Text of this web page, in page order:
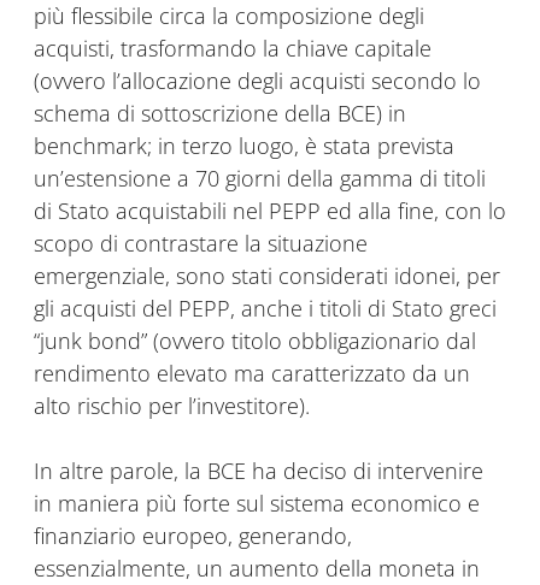
più flessibile circa la composizione degli
acquisti, trasformando la chiave capitale
(ovvero l’allocazione degli acquisti secondo lo
schema di sottoscrizione della BCE) in
benchmark; in terzo luogo, è stata prevista
un’estensione a 70 giorni della gamma di titoli
di Stato acquistabili nel PEPP ed alla fine, con lo
scopo di contrastare la situazione
emergenziale, sono stati considerati idonei, per
gli acquisti del PEPP, anche i titoli di Stato greci
“junk bond” (ovvero titolo obbligazionario dal
rendimento elevato ma caratterizzato da un
alto rischio per l’investitore).
In altre parole, la BCE ha deciso di intervenire
in maniera più forte sul sistema economico e
finanziario europeo, generando,
essenzialmente, un aumento della moneta in